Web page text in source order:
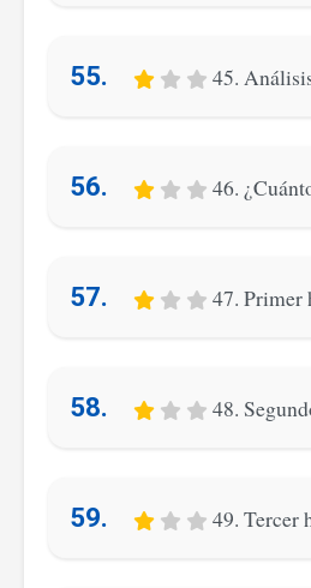
55. 45.
56. 46.
57. 47. Primer
58. 48.
59. 49. Tercer